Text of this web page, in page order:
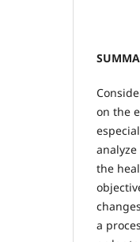
on the
the
a